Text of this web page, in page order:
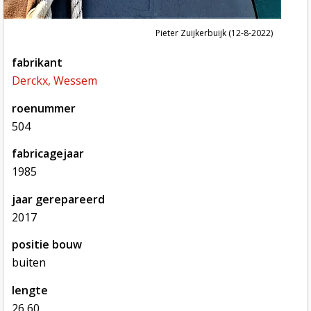
Pieter Zuijkerbuijk (12-8-2022)
fabrikant
Derckx, Wessem
roenummer
504
fabricagejaar
1985
jaar gerepareerd
2017
positie bouw
buiten
lengte